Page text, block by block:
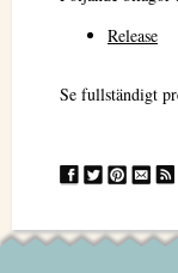
Release
Se fullständigt